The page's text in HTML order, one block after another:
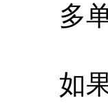
多单
如果